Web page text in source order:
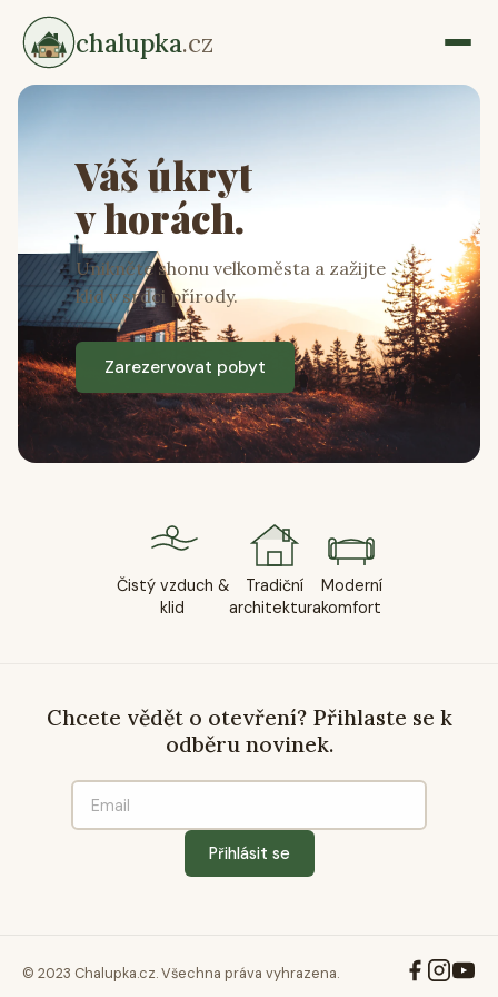
chalupka.cz
Váš úkryt
v horách.
Unikněte shonu velkoměsta a zažijte
klid v srdci přírody.
Zarezervovat pobyt
Čistý vzduch &
klid
Tradiční
architektura
Moderní
komfort
Chcete vědět o otevření? Přihlaste se k
odběru novinek.
Přihlásit se
© 2023 Chalupka.cz. Všechna práva vyhrazena.